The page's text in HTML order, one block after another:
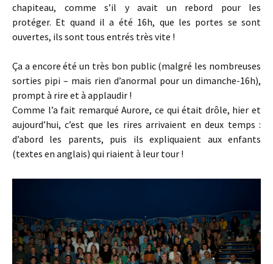
chapiteau, comme s’il y avait un rebord pour les
protéger. Et quand il a été 16h, que les portes se sont
ouvertes, ils sont tous entrés très vite !
Ça a encore été un très bon public (malgré les nombreuses
sorties pipi – mais rien d’anormal pour un dimanche-16h),
prompt à rire et à applaudir !
Comme l’a fait remarqué Aurore, ce qui était drôle, hier et
aujourd’hui, c’est que les rires arrivaient en deux temps :
d’abord les parents, puis ils expliquaient aux enfants
(textes en anglais) qui riaient à leur tour !